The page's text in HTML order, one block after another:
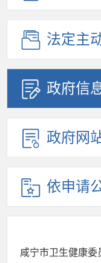
法定主
政府信
政府网
依申请
咸宁市卫生健康